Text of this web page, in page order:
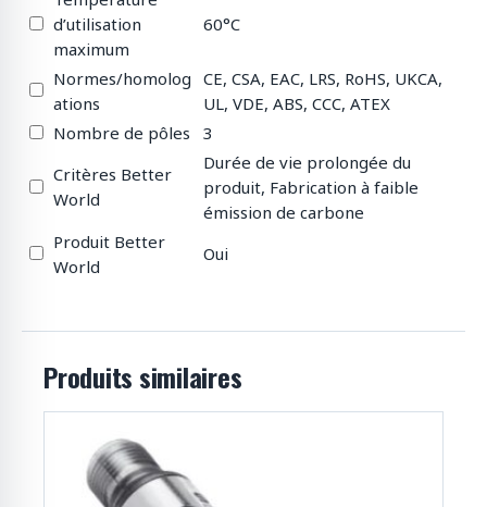
d’utilisation
maximum
60°C
Normes/homolog
ations
CE, CSA, EAC, LRS, RoHS, UKCA,
UL, VDE, ABS, CCC, ATEX
Nombre de pôles
3
Critères Better
World
Durée de vie prolongée du
produit, Fabrication à faible
émission de carbone
Produit Better
World
Oui
Produits similaires